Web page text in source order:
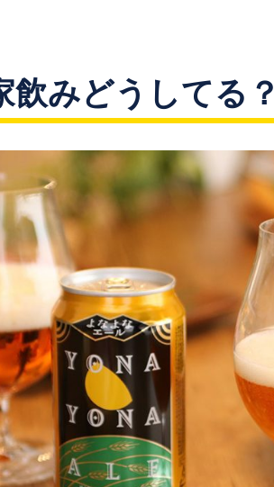
飲みどうしてる？